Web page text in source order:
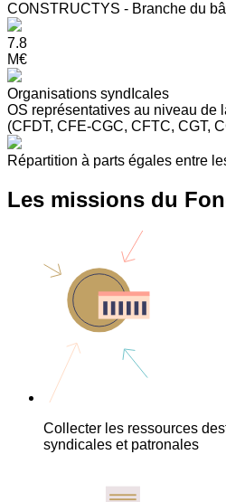
CONSTRUCTYS - Branche du
7.8
M€
Organisations syndIcales
OS représentatives au niveau de
(CFDT, CFE-CGC, CFTC, CGT,
Répartition à parts égales entre
Les missions du
Collecter les ressources
syndicales et patronales